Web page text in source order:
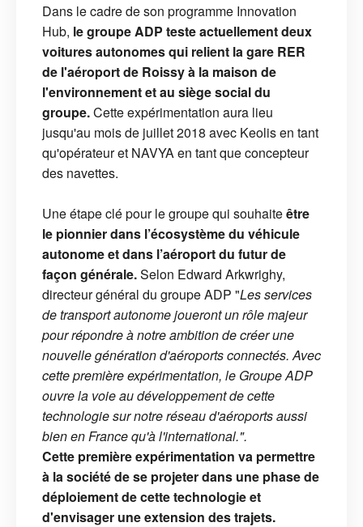
Dans le cadre de son programme Innovation
Hub, le groupe ADP teste actuellement deux
voitures autonomes qui relient la gare RER
de l'aéroport de Roissy à la maison de
l'environnement et au siège social du
groupe.Cette expérimentation aura lieu
jusqu'au mois de juillet 2018 avec Keolis en tant
qu'opérateur et NAVYA en tant que concepteur
des navettes.
Une étape clé pour le groupe qui souhaiteêtre
le pionnier dans l’écosystème du véhicule
autonome et dans l’aéroport du futur de
façon générale.Selon Edward Arkwrighy,
directeur général du groupe ADP "Les services
de transport autonome joueront un rôle majeur
pour répondre à notre ambition de créer une
nouvelle génération d'aéroports connectés. Avec
cette première expérimentation, le Groupe ADP
ouvre la voie au développement de cette
technologie sur notre réseau d'aéroports aussi
bien en France qu'à l'international.".
Cette première expérimentation va permettre
à la société de se projeter dans une phase de
déploiement de cette technologie et
d'envisager une extension des trajets.